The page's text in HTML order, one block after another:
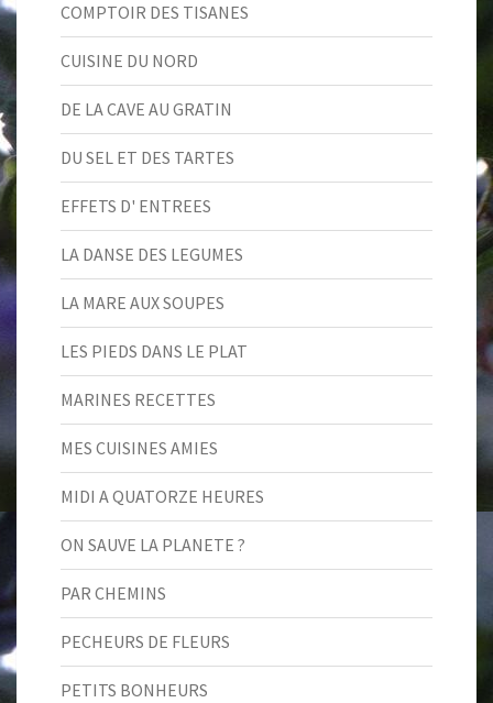
COMPTOIR DES TISANES
CUISINE DU NORD
DE LA CAVE AU GRATIN
DU SEL ET DES TARTES
EFFETS D' ENTREES
LA DANSE DES LEGUMES
LA MARE AUX SOUPES
LES PIEDS DANS LE PLAT
MARINES RECETTES
MES CUISINES AMIES
MIDI A QUATORZE HEURES
ON SAUVE LA PLANETE ?
PAR CHEMINS
PECHEURS DE FLEURS
PETITS BONHEURS